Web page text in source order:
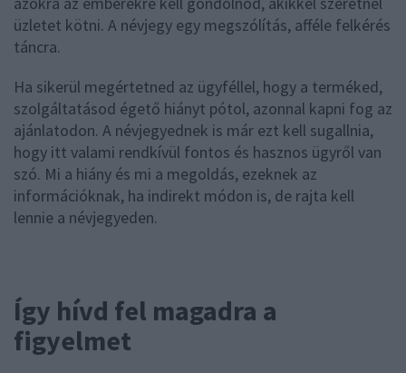
üzletet kötni. A névjegy egy megszólítás, afféle felkérés
táncra.
Ha sikerül megértetned az ügyféllel, hogy a terméked,
szolgáltatásod égető hiányt pótol, azonnal kapni fog az
ajánlatodon. A névjegyednek is már ezt kell sugallnia,
hogy itt valami rendkívül fontos és hasznos ügyről van
szó. Mi a hiány és mi a megoldás, ezeknek az
információknak, ha indirekt módon is, de rajta kell
lennie a névjegyeden.
Így hívd fel magadra a
figyelmet